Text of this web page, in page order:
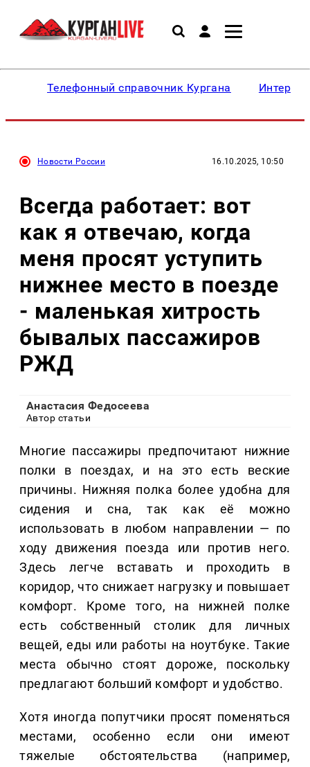
Телефонный справочник Кургана
Новости России 16.10.2025, 10:50
Всегда работает: вот
как я отвечаю, когда
меня просят уступить
нижнее место в поезде
- маленькая хитрость
бывалых пассажиров
РЖД
Анастасия Федосеева
Автор статьи
Многие пассажиры предпочитают нижние
полки в поездах, и на это есть веские
причины. Нижняя полка более удобна для
сидения и сна, так как её можно
использовать в любом направлении — по
ходу движения поезда или против него.
Здесь легче вставать и проходить в
коридор, что снижает нагрузку и повышает
комфорт. Кроме того, на нижней полке
есть собственный столик для личных
вещей, еды или работы на ноутбуке. Такие
места обычно стоят дороже, поскольку
предлагают больший комфорт и удобство.
Хотя иногда попутчики просят поменяться
местами, особенно если они имеют
тяжелые обстоятельства (например,